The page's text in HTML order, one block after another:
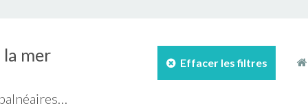
mer Effacer les filtres